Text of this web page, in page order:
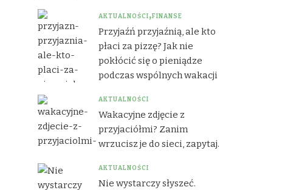
AKTUALNOŚCI FINANSE
Przyjaźń przyjaźnią, ale kto
płaci za pizzę? Jak nie
pokłócić się o pieniądze
podczas wspólnych wakacji
AKTUALNOŚCI
Wakacyjne zdjęcie z
przyjaciółmi? Zanim
wrzucisz je do sieci, zapytaj.
AKTUALNOŚCI
Nie wystarczy słyszeć.